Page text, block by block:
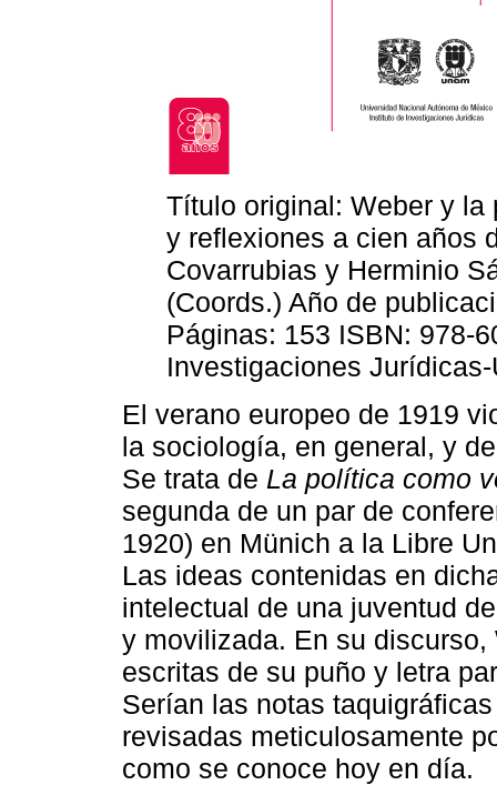
Título original: Weber y
y reflexiones a cien años
Covarrubias y Herminio
(Coords.) Año de
Páginas: 153 ISBN: 978-
Investigaciones
El verano europeo de 1919
la sociología, en general, y
Se trata de La política como
segunda de un par de
1920) en Münich a la Libre
Las ideas contenidas en
intelectual de una juventud
y movilizada. En su
escritas de su puño y letra
Serían las notas
revisadas meticulosamente
como se conoce hoy en día.